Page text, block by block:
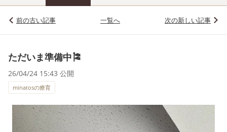
前の古い記事 一覧へ 次の新しい記事
ただいま準備中🎏
26/04/24 15:43 公開
minatosの療育